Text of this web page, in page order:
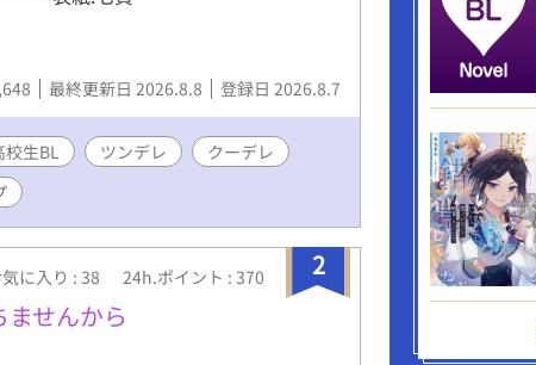
最終更新日 2026.8.8 登録日 2026.8.7
校生BL ツンデレ
クーデレ
2
に入り : 38 24h.ポイント : 370
せんから